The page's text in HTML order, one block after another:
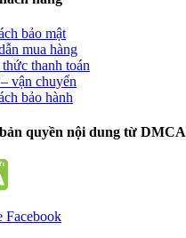
bảo mật
mua hàng
thanh toán
vận chuyển
bảo hành
quyền nội dung từ DMCA
Facebook